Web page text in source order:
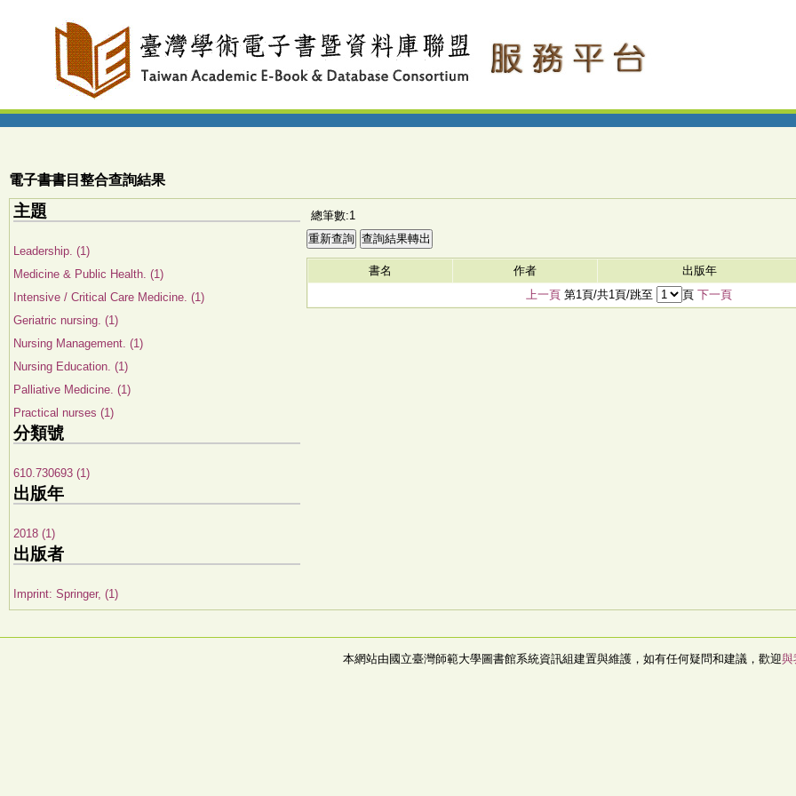
電子書書目整合查詢結果
主題
Leadership. (1)
Medicine & Public Health. (1)
Intensive / Critical Care Medicine. (1)
Geriatric nursing. (1)
Nursing Management. (1)
Nursing Education. (1)
Palliative Medicine. (1)
Practical nurses (1)
分類號
610.730693 (1)
出版年
2018 (1)
出版者
Imprint: Springer, (1)
總筆數:1
書名 作者 出版年
上一頁第1頁/共1頁/跳至 頁 下一頁
本網站由國立臺灣師範大學圖書館系統資訊組建置與維護，如有任何疑問和建議，歡迎與